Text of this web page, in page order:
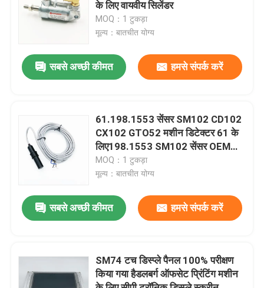
हमारे बारे में
कारखाने का दौरा
हमसे संपर्क करें
समाचार
मामले
ऑफसेट प्रिंटिंग पार्ट्स
के लिए वायवीय सिलेंडर
MOQ：1 टुकड़ा
मूल्य：बातचीत योग्य
सबसे अच्छी कीमत हमसे संपर्क करें
61.198.1553 सेंसर SM102 CD102
CX102 GTO52 मशीन डिटेक्टर 61 के
लिए198.1553 SM102 सेंसर OEM
फिट
MOQ：1 टुकड़ा
मूल्य：बातचीत योग्य
सबसे अच्छी कीमत हमसे संपर्क करें
SM74 टच डिस्प्ले पैनल 100% परीक्षण
किया गया हैडलबर्ग ऑफसेट प्रिंटिंग मशीन